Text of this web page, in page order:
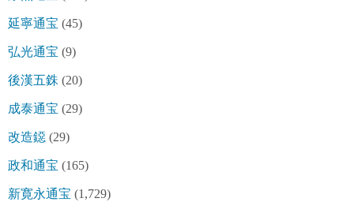
延寧通宝 (45)
弘光通宝 (9)
後漢五銖 (20)
成泰通宝 (29)
改造鐚 (29)
政和通宝 (165)
新寛永通宝 (1,729)